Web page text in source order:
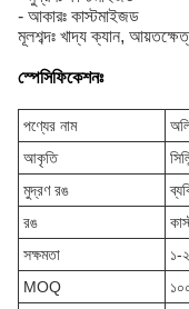
- আকারঃ কাস্টমাইজড
মূলশব্দঃ খাদ্য ক্যান,
স্পেসিফিকেশনঃ
পণ্যের নাম
আকৃতি
মুদ্রণ রঙ
রঙ
সক্ষমতা
১-
MOQ